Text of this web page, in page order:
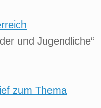
und Jugendliche“
zum Thema